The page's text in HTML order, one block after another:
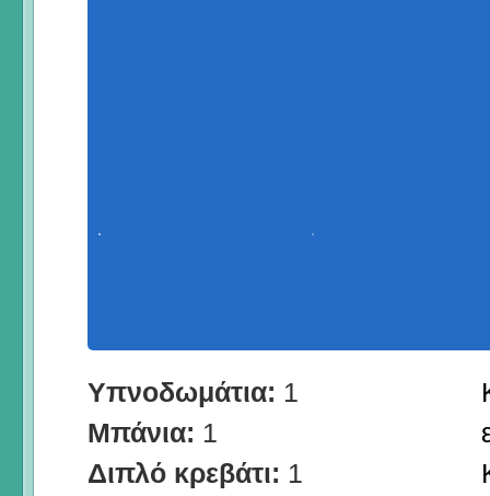
Υπνοδωμάτια: 1
Μπάνια: 1
Διπλό κρεβάτι: 1